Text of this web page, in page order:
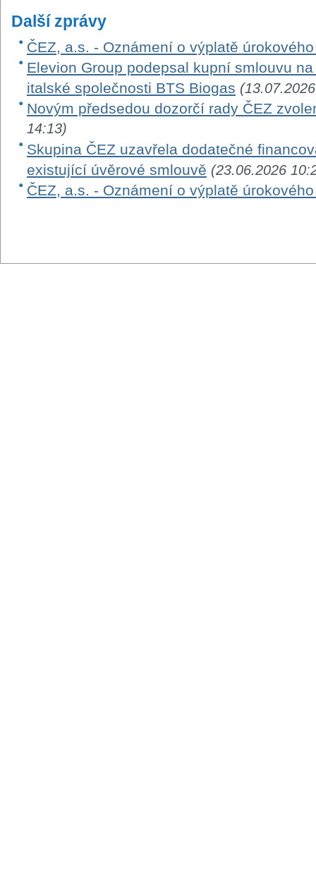
Další zprávy
ČEZ, a.s. - Oznámení o výplatě
Elevion Group podepsal kupní smlouvu
italské společnosti BTS Biogas
Novým předsedou dozorčí rady ČEZ
14:13)
Skupina ČEZ uzavřela dodatečné
existující úvěrové smlouvě (23.06.2026
ČEZ, a.s. - Oznámení o výplatě